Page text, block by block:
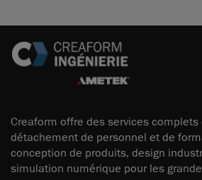
Creaform offre des services complets
détachement de personnel et de
conception de produits, design
simulation numérique pour les